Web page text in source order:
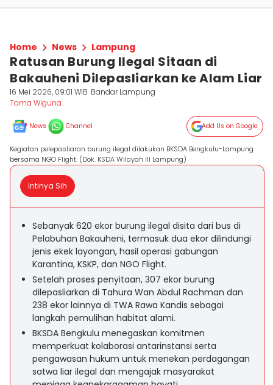
Home News Lampung
Ratusan Burung Ilegal Sitaan di
Bakauheni Dilepasliarkan ke Alam Liar
16 Mei 2026, 09:01 WIB Bandar Lampung
Tama Wiguna
News Channel Add Us on Google
Kegiatan pelepasliaran burung ilegal dilakukan BKSDA Bengkulu-Lampung
bersama NGO Flight. (Dok. KSDA Wilayah III Lampung)
Intinya Sih
Sebanyak 620 ekor burung ilegal disita dari bus di
Pelabuhan Bakauheni, termasuk dua ekor dilindungi
jenis ekek layongan, hasil operasi gabungan
Karantina, KSKP, dan NGO Flight.
Setelah proses penyitaan, 307 ekor burung
dilepasliarkan di Tahura Wan Abdul Rachman dan
238 ekor lainnya di TWA Rawa Kandis sebagai
langkah pemulihan habitat alami.
BKSDA Bengkulu menegaskan komitmen
memperkuat kolaborasi antarinstansi serta
pengawasan hukum untuk menekan perdagangan
satwa liar ilegal dan mengajak masyarakat